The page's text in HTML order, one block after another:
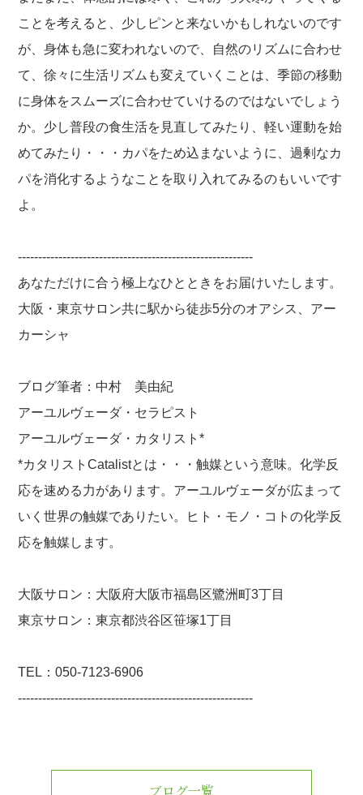
ことを考えると、少しピンと来ないかもしれないのです
が、身体も急に変われないので、自然のリズムに合わせ
て、徐々に生活リズムも変えていくことは、季節の移動
に身体をスムーズに合わせていけるのではないでしょう
か。少し普段の食生活を見直してみたり、軽い運動を始
めてみたり・・・カパをため込まないように、過剰なカ
パを消化するようなことを取り入れてみるのもいいです
よ。
----------------------------------------------------------
あなただけに合う極上なひとときをお届けいたします。
大阪・東京サロン共に駅から徒歩5分のオアシス、アー
カーシャ
ブログ筆者：中村 美由紀
アーユルヴェーダ・セラピスト
アーユルヴェーダ・カタリスト*
*カタリストCatalistとは・・・触媒という意味。化学反
応を速める力があります。アーユルヴェーダが広まって
いく世界の触媒でありたい。ヒト・モノ・コトの化学反
応を触媒します。
大阪サロン：大阪府大阪市福島区鷺洲町3丁目
東京サロン：東京都渋谷区笹塚1丁目
TEL：050-7123-6906
----------------------------------------------------------
ブログ一覧